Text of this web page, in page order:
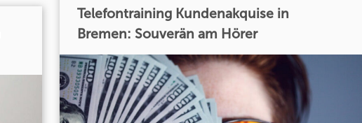
Telefontraining Kundenakquise in
Bremen: Souverän am Hörer